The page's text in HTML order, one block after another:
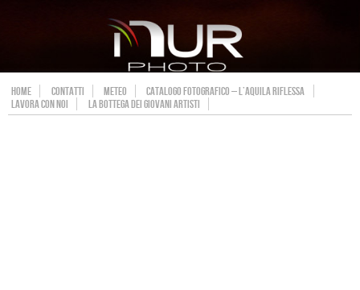
HOME CONTATTI METEO
CATALOGO FOTOGRAFICO – L’AQUILA RIFLESSA
LAVORA CON NOI
LA BOTTEGA DEI GIOVANI ARTISTI